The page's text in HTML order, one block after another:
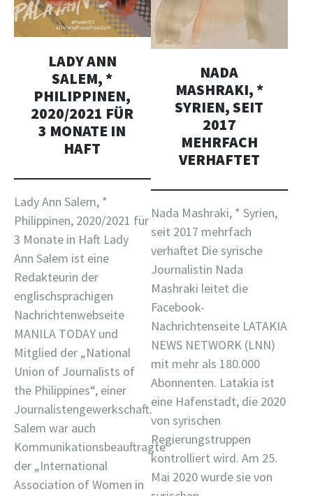
LADY ANN
SALEM, *
PHILIPPINEN,
2020/2021 FÜR
3 MONATE IN
HAFT
Lady Ann Salem, *
Philippinen, 2020/2021 für
3 Monate in Haft Lady
Ann Salem ist eine
Redakteurin der
englischsprachigen
Nachrichtenwebseite
MANILA TODAY und
Mitglied der „National
Union of Journalists of
the Philippines“, einer
Journalistengewerkschaft.
Salem war auch
Kommunikationsbeauftragte
der „International
Association of Women in
NADA
MASHRAKI, *
SYRIEN, SEIT
2017
MEHRFACH
VERHAFTET
Nada Mashraki, * Syrien,
seit 2017 mehrfach
verhaftet Die syrische
Journalistin Nada
Mashraki leitet die
Facebook-
Nachrichtenseite LATAKIA
NEWS NETWORK (LNN)
mit mehr als 180.000
Abonnenten. Latakia ist
eine Hafenstadt, die 2020
von syrischen
Regierungstruppen
kontrolliert wird. Am 25.
Mai 2020 wurde sie von